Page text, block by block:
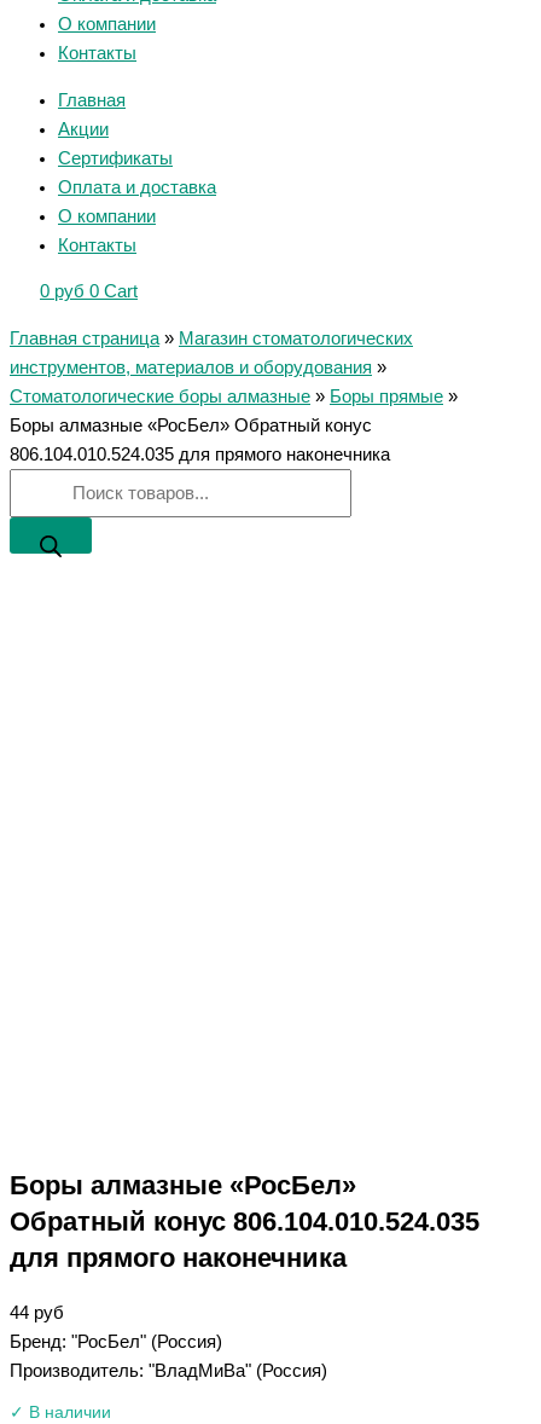
О компании
Контакты
Главная
Акции
Сертификаты
Оплата и доставка
О компании
Контакты
0 руб 0 Cart
Главная страница » Магазин стоматологических
инструментов, материалов и оборудования »
Стоматологические боры алмазные » Боры прямые »
Боры алмазные «РосБел» Обратный конус
806.104.010.524.035 для прямого наконечника
Боры алмазные «РосБел»
Обратный конус 806.104.010.524.035
для прямого наконечника
44 руб
Бренд: "РосБел" (Россия)
Производитель: "ВладМиВа" (Россия)
✓ В наличии